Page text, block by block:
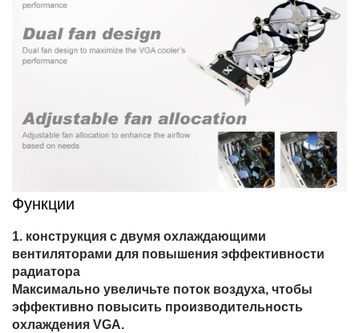
Функции
конструкция с двумя охлаждающими
вентиляторами для повышения эффективности
радиатора
Максимально увеличьте поток воздуха, чтобы
эффективно повысить производительность
охлаждения VGA.